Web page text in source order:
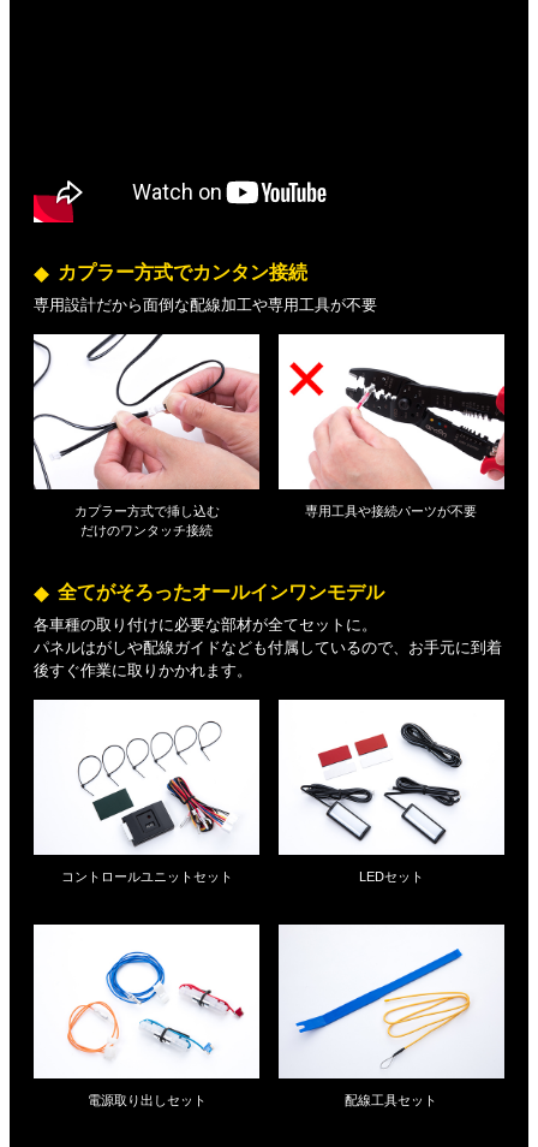
カプラー方式でカンタン接続
専用設計だから面倒な配線加工や専用工具が不要
カプラー方式で挿し込む
だけのワンタッチ接続
専用工具や接続パーツが不要
全てがそろったオールインワンモデル
各車種の取り付けに必要な部材が全てセットに。
パネルはがしや配線ガイドなども付属しているので、お手元に到着
後すぐ作業に取りかかれます。
コントロールユニットセット LEDセット
電源取り出しセット 配線工具セット